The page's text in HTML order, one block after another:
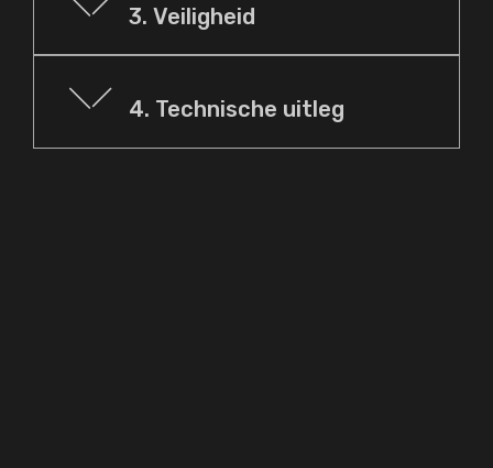
3. Veiligheid
4. Technische uitleg